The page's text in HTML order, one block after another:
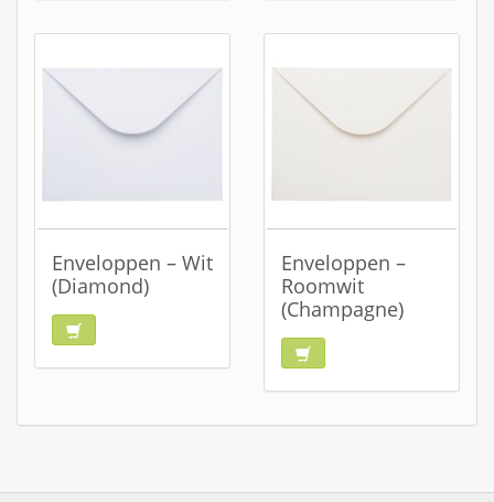
Enveloppen – Wit
(Diamond)
Enveloppen –
Roomwit
(Champagne)